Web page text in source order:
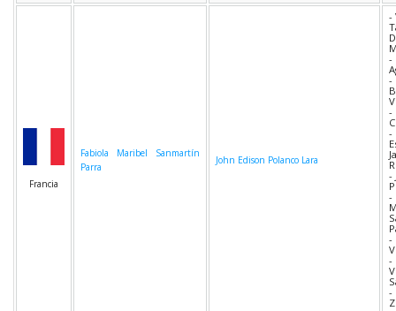
Francia
Fabiola Maribel Sanmartín
Parra
John Edison Polanco Lara
-
-
-
-
-
-
-
-
-
-